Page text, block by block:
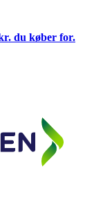
du køber for.